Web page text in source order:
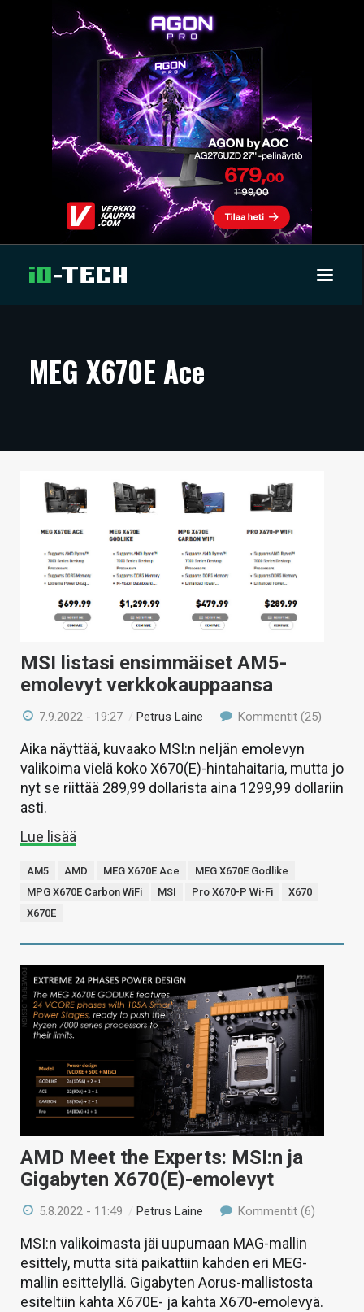
ARTIKKELIT
TECHBBS
TIETOA
KAUPPA
VAIHDA TEEMA
HAKU
MEG X670E Ace
MSI listasi ensimmäiset AM5-
emolevyt verkkokauppaansa
7.9.2022 - 19:27 /Petrus Laine Kommentit (25)
Aika näyttää, kuvaako MSI:n neljän emolevyn
valikoima vielä koko X670(E)-hintahaitaria, mutta jo
nyt se riittää 289,99 dollarista aina 1299,99 dollariin
asti.
Lue lisää
AM5 AMD MEG X670E Ace
MEG X670E Godlike
MPG X670E Carbon WiFi
MSI Pro X670-P Wi-Fi
X670
X670E
AMD Meet the Experts: MSI:n ja
Gigabyten X670(E)-emolevyt
5.8.2022 - 11:49 / Petrus Laine Kommentit (6)
MSI:n valikoimasta jäi uupumaan MAG-mallin
esittely, mutta sitä paikattiin kahden eri MEG-
mallin esittelyllä. Gigabyten Aorus-mallistosta
esiteltiin kahta X670E- ja kahta X670-emolevyä.